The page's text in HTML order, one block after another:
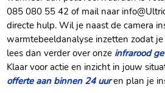
085 080 55 42 of mail naar
directe hulp.​ Wil je naast de camera
warmtebeeldanalyse inzetten zodat je
lees dan verder over onze infrarood
Klaar voor actie en inzicht in jouw
offerte aan binnen 24 uuren plan je